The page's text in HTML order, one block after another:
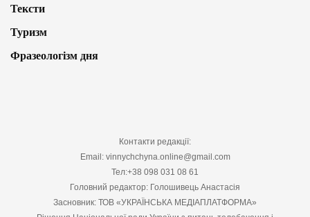
Тексти
Туризм
Фразеологізм дня
Контакти редакції:
Email: vinnychchyna.online@gmail.com
Тел:+38 098 031 08 61
Головний редактор: Голошивець Анастасія
Засновник: ТОВ «УКРАЇНСЬКА МЕДІАПЛАТФОРМА»